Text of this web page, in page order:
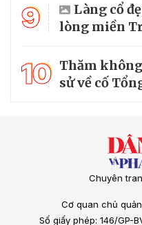
9
Làng cổ
lòng miền
10 Thăm
sử về cố
Chuyên
Cơ quan chủ
Số giấy phép: 146/GP-